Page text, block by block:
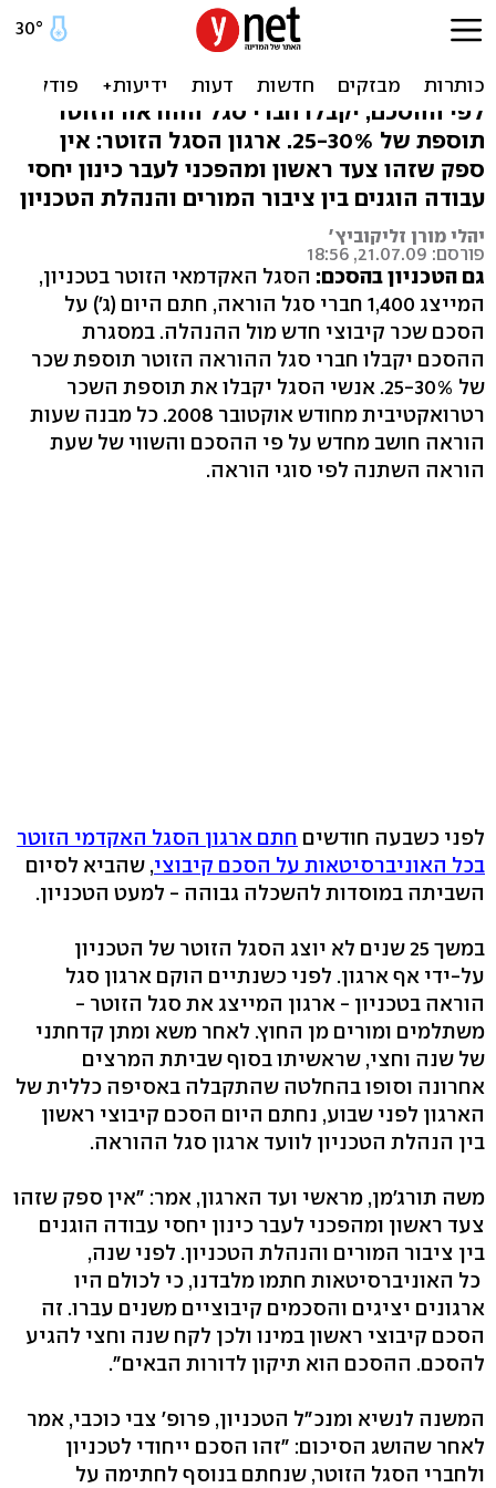
באיחור: הסכם גם לסגל הזוטר
לפי ההסכם, יקבלו חברי סגל ההוראה הזוטר
תוספת של 25-30%. ארגון הסגל הזוטר: אין
ספק שזהו צעד ראשון ומהפכני לעבר כינון יחסי
עבודה הוגנים בין ציבור המורים והנהלת הטכניון
יהלי מורן זליקוביץ'
פורסם: 21.07.09, 18:56
גם הטכניון בהסכם: הסגל האקדמאי הזוטר בטכניון,
המייצג 1,400 חברי סגל הוראה, חתם היום (ג') על
הסכם שכר קיבוצי חדש מול ההנהלה. במסגרת
ההסכם יקבלו חברי סגל ההוראה הזוטר תוספת שכר
של 25-30%. אנשי הסגל יקבלו את תוספת השכר
רטרואקטיבית מחודש אוקטובר 2008. כל מבנה שעות
הוראה חושב מחדש על פי ההסכם והשווי של שעת
הוראה השתנה לפי סוגי הוראה.
לפני כשבעה חודשים חתם ארגון הסגל האקדמי הזוטר
בכל האוניברסיטאות על הסכם קיבוצי, שהביא לסיום
השביתה במוסדות להשכלה גבוהה - למעט הטכניון.
במשך 25 שנים לא יוצג הסגל הזוטר של הטכניון
על-ידי אף ארגון. לפני כשנתיים הוקם ארגון סגל
הוראה בטכניון - ארגון המייצג את סגל הזוטר -
משתלמים ומורים מן החוץ. לאחר משא ומתן קדחתני
של שנה וחצי, שראשיתו בסוף שביתת המרצים
אחרונה וסופו בהחלטה שהתקבלה באסיפה כללית של
הארגון לפני שבוע, נחתם היום הסכם קיבוצי ראשון
בין הנהלת הטכניון לוועד ארגון סגל ההוראה.
משה תורג'מן, מראשי ועד הארגון, אמר: "אין ספק שזהו
צעד ראשון ומהפכני לעבר כינון יחסי עבודה הוגנים
בין ציבור המורים והנהלת הטכניון. לפני שנה,
כל האוניברסיטאות חתמו מלבדנו, כי לכולם היו
ארגונים יציגים והסכמים קיבוציים משנים עברו. זה
הסכם קיבוצי ראשון במינו ולכן לקח שנה וחצי להגיע
להסכם. ההסכם הוא תיקון לדורות הבאים".
המשנה לנשיא ומנכ"ל הטכניון, פרופ' צבי כוכבי, אמר
לאחר שהושג הסיכום: "זהו הסכם ייחודי לטכניון
ולחברי הסגל הזוטר, שנחתם בנוסף לחתימה על